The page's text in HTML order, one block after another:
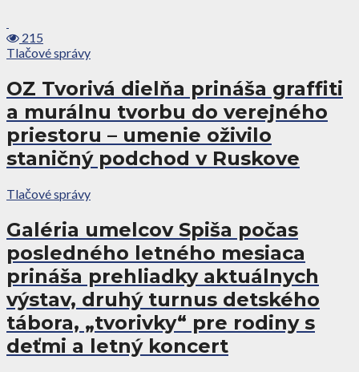
215
Tlačové správy
OZ Tvorivá dielňa prináša graffiti
a murálnu tvorbu do verejného
priestoru – umenie oživilo
staničný podchod v Ruskove
Tlačové správy
Galéria umelcov Spiša počas
posledného letného mesiaca
prináša prehliadky aktuálnych
výstav, druhý turnus detského
tábora, „tvorivky“ pre rodiny s
deťmi a letný koncert